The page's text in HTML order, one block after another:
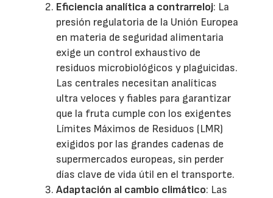
Eficiencia analítica a contrarreloj: La
presión regulatoria de la Unión Europea
en materia de seguridad alimentaria
exige un control exhaustivo de
residuos microbiológicos y plaguicidas.
Las centrales necesitan analíticas
ultra veloces y fiables para garantizar
que la fruta cumple con los exigentes
Límites Máximos de Residuos (LMR)
exigidos por las grandes cadenas de
supermercados europeas, sin perder
días clave de vida útil en el transporte.
Adaptación al cambio climático: Las